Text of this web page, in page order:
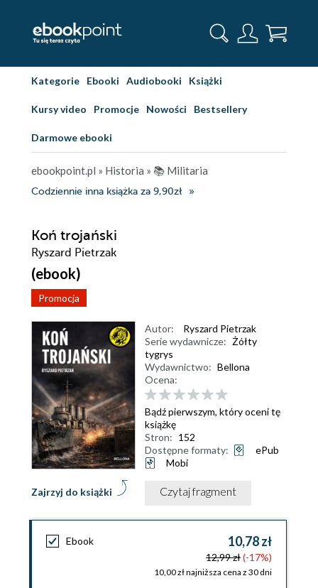
Kategorie Ebooki Audiobooki Książki
Kursy video Promocje Nowości Bestsellery
Darmowe ebooki
ebookpoint.pl » Historia » 📚 Militaria
Codziennie inna książka za 9,90zł
Koń trojański
Ryszard Pietrzak
(ebook)
Promocja
Zajrzyj do książki
Autor:
Ryszard Pietrzak
Serie wydawnicze: Żółty
tygrys
Wydawnictwo: Bellona
Ocena:
Bądź pierwszym, który oceni tę
książkę
Stron: 152
Dostępne formaty:
ePub
Mobi
Czytaj fragment
Ebook 10,78 zł
12,99 zł(-17%)
10,00 zł najniższa cena z 30 dni